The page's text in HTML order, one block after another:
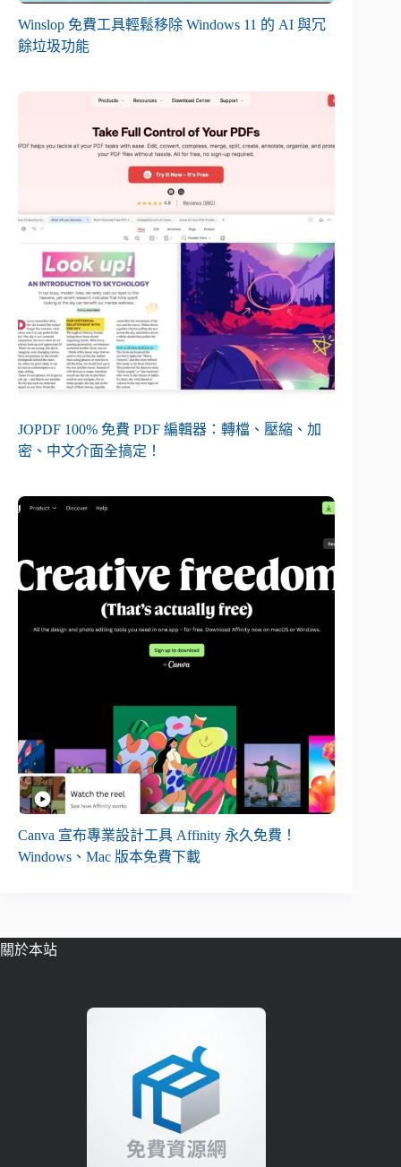
Winslop 免費工具輕鬆移除 Windows 11 的 AI 與冗
餘垃圾功能
JOPDF 100% 免費 PDF 編輯器：轉檔、壓縮、加
密、中文介面全搞定！
Canva 宣布專業設計工具 Affinity 永久免費！
Windows、Mac 版本免費下載
關於本站